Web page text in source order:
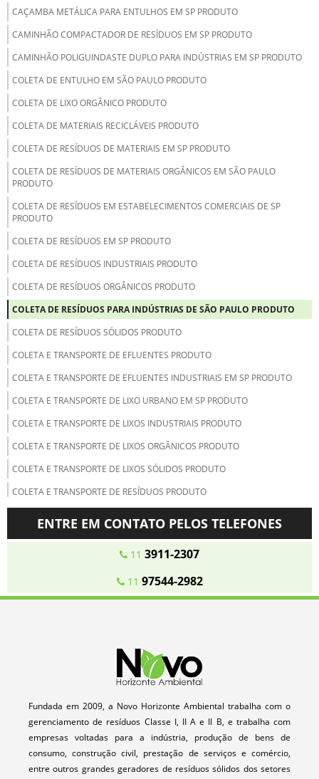
CAÇAMBA METÁLICA PARA ENTULHOS EM SP PRODUTO
CAMINHÃO COMPACTADOR DE RESÍDUOS EM SP PRODUTO
CAMINHÃO POLIGUINDASTE DUPLO PARA INDÚSTRIAS EM SP PRODUTO
COLETA DE ENTULHO EM SÃO PAULO PRODUTO
COLETA DE LIXO ORGÂNICO PRODUTO
COLETA DE MATERIAIS RECICLÁVEIS PRODUTO
COLETA DE RESÍDUOS DE MATERIAIS EM SP PRODUTO
COLETA DE RESÍDUOS DE MATERIAIS ORGÂNICOS EM SÃO PAULO
PRODUTO
COLETA DE RESÍDUOS EM ESTABELECIMENTOS COMERCIAIS DE SP
PRODUTO
COLETA DE RESÍDUOS EM SP PRODUTO
COLETA DE RESÍDUOS INDUSTRIAIS PRODUTO
COLETA DE RESÍDUOS ORGÂNICOS PRODUTO
COLETA DE RESÍDUOS PARA INDÚSTRIAS DE SÃO PAULO PRODUTO
COLETA DE RESÍDUOS SÓLIDOS PRODUTO
COLETA E TRANSPORTE DE EFLUENTES PRODUTO
COLETA E TRANSPORTE DE EFLUENTES INDUSTRIAIS EM SP PRODUTO
COLETA E TRANSPORTE DE LIXO URBANO EM SP PRODUTO
COLETA E TRANSPORTE DE LIXOS INDUSTRIAIS PRODUTO
COLETA E TRANSPORTE DE LIXOS ORGÂNICOS PRODUTO
COLETA E TRANSPORTE DE LIXOS SÓLIDOS PRODUTO
COLETA E TRANSPORTE DE RESÍDUOS PRODUTO
COLETA E TRANSPORTE DE RESÍDUOS DE GESSO EM SP PRODUTO
COLETA E TRANSPORTE DE RESÍDUOS DE MADEIRA EM SP PRODUTO
COLETA E TRANSPORTE DE RESÍDUOS INDUSTRIAIS EM BARUERI
PRODUTO
COLETA E TRANSPORTE DE RESÍDUOS INDUSTRIAIS EM GUARULHOS
COLETA E TRANSPORTE DE RESÍDUOS INDUSTRIAIS EM JUNDIAÍ PRODUTO
COLETA E TRANSPORTE DE RESÍDUOS INDUSTRIAIS EM OSASCO
PRODUTO
COLETA E TRANSPORTE DE RESÍDUOS INDUSTRIAIS EM SOROCABA
PRODUTO
ENTRE EM CONTATO PELOS TELEFONES
11 3911-2307
11 97544-2982
Fundada em 2009, a Novo Horizonte Ambiental trabalha com o
gerenciamento de resíduos Classe I, II A e II B, e trabalha com
empresas voltadas para a indústria, produção de bens de
consumo, construção civil, prestação de serviços e comércio,
entre outros grandes geradores de resíduos sólidos dos setores